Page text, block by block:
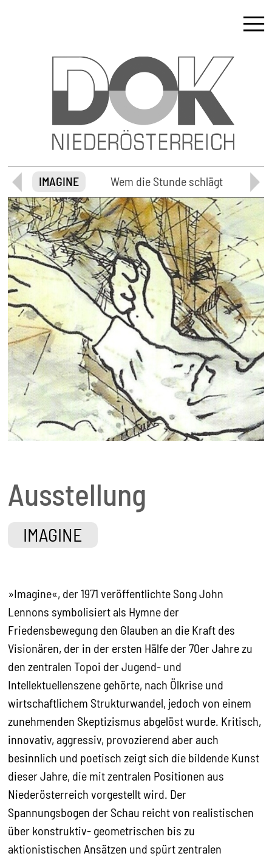
IMAGINE Wem die Stunde schlägt
Ausstellung
IMAGINE
»Imagine«, der 1971 veröffentlichte Song John
Lennons symbolisiert als Hymne der
Friedensbewegung den Glauben an die Kraft des
Visionären, der in der ersten Hälfe der 70er Jahre zu
den zentralen Topoi der Jugend- und
Intellektuellenszene gehörte, nach Ölkrise und
wirtschaftlichem Strukturwandel, jedoch von einem
zunehmenden Skeptizismus abgelöst wurde. Kritisch,
innovativ, aggressiv, provozierend aber auch
besinnlich und poetisch zeigt sich die bildende Kunst
dieser Jahre, die mit zentralen Positionen aus
Niederösterreich vorgestellt wird. Der
Spannungsbogen der Schau reicht von realistischen
über konstruktiv- geometrischen bis zu
aktionistischen Ansätzen und spürt zentralen